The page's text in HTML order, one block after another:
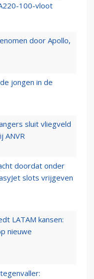
100-vloot
door Apollo,
jongen in de
sluit vliegveld
ANVR
doordat onder
slots vrijgeven
LATAM kansen:
nieuwe